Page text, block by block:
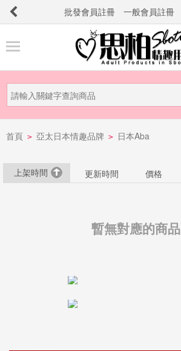
批發會員註冊 一般會員註冊
品
新
品
市
首頁 > 亞太日本情趣品牌 > 日本Aba
上架時間 更新時間 價格
暫無對應的商品